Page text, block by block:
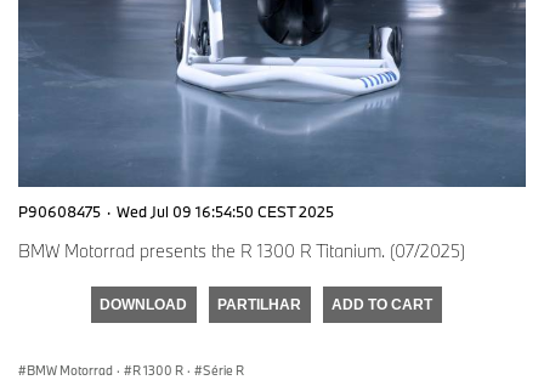
P90608475 · Wed Jul 09 16:54:50 CEST 2025
BMW Motorrad presents the R 1300 R Titanium. (07/2025)
DOWNLOAD PARTILHAR ADD TO CART
BMW Motorrad · R 1300 R · Série R